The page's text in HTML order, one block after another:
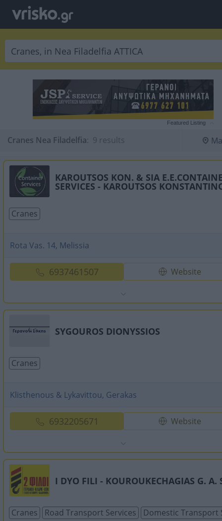
Featured Listing
Cranes Nea Filadelfia: 9 results
KAROUTSOS KON. & SIA
SERVICES - KAROUTSOS
Cranes
Rota Vas. 14, Melissia
6937461507 Website
SYGOUROS DIONYSSIOS
Cranes
Klisthenous & Lykavittou, Gerakas
6932205671 Website
I DYO FILI - KOUROUKECHAGIAS G. A.
Cranes Road Transport Services Domestic Transport